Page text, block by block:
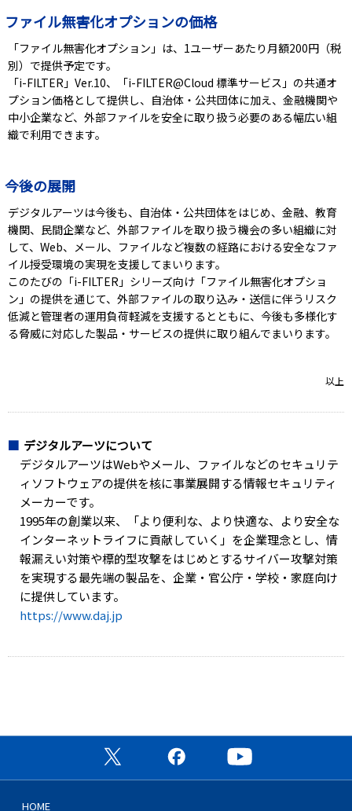
ファイル無害化オプションの価格
「ファイル無害化オプション」は、1ユーザーあたり月額200円（税
別）で提供予定です。
「i-FILTER」Ver.10、「i-FILTER@Cloud 標準サービス」の共通オ
プション価格として提供し、自治体・公共団体に加え、金融機関や
中小企業など、外部ファイルを安全に取り扱う必要のある幅広い組
織で利用できます。
今後の展開
デジタルアーツは今後も、自治体・公共団体をはじめ、金融、教育
機関、民間企業など、外部ファイルを取り扱う機会の多い組織に対
して、Web、メール、ファイルなど複数の経路における安全なファ
イル授受環境の実現を支援してまいります。
このたびの「i-FILTER」シリーズ向け「ファイル無害化オプショ
ン」の提供を通じて、外部ファイルの取り込み・送信に伴うリスク
低減と管理者の運用負荷軽減を支援するとともに、今後も多様化す
る脅威に対応した製品・サービスの提供に取り組んでまいります。
以上
デジタルアーツについて
デジタルアーツはWebやメール、ファイルなどのセキュリテ
ィソフトウェアの提供を核に事業展開する情報セキュリティ
メーカーです。
1995年の創業以来、「より便利な、より快適な、より安全な
インターネットライフに貢献していく」を企業理念とし、情
報漏えい対策や標的型攻撃をはじめとするサイバー攻撃対策
を実現する最先端の製品を、企業・官公庁・学校・家庭向け
に提供しています。
https://www.daj.jp
公式X（旧Twitter）ページ
公式Facebookページ
HOME